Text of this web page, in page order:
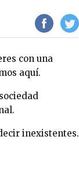
con una
aquí.
inexistentes.